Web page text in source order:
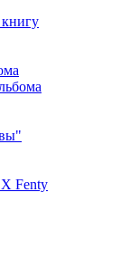
книгу
Fenty